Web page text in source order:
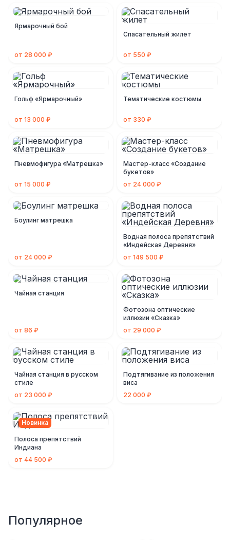
Ярмарочный бой
от 28 000 ₽
Спасательный жилет
от 550 ₽
Гольф «Ярмарочный»
от 13 000 ₽
Тематические костюмы
от 330 ₽
Пневмофигура «Матрешка»
от 15 000 ₽
Мастер-класс «Создание
букетов»
от 24 000 ₽
Боулинг матрешка
от 24 000 ₽
Водная полоса препятствий
«Индейская Деревня»
от 149 500 ₽
Чайная станция
от 86 ₽
Фотозона оптические
иллюзии «Сказка»
от 29 000 ₽
Чайная станция в русском
стиле
от 23 000 ₽
Подтягивание из положения
виса
22 000 ₽
Новинка
Полоса препятствий
Индиана
от 44 500 ₽
Популярное